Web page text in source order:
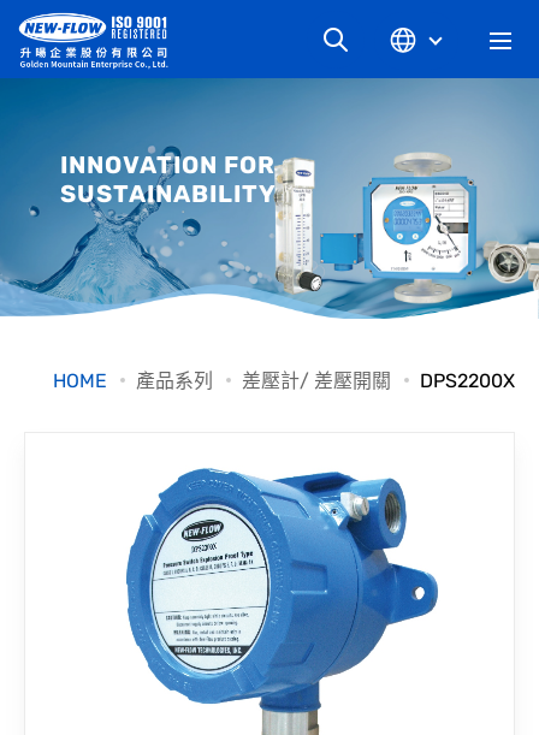
最新消息
知識文章
檔案下載
聯絡我們
INNOVATION FOR
SUSTAINABILITY
HOME 產品系列 差壓計/ 差壓開關 DPS2200X